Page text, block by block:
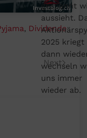
gespannt
aussieht.
2025 kriegt
dann
wechseln
uns immer
wieder ab.
, Dividende
Next